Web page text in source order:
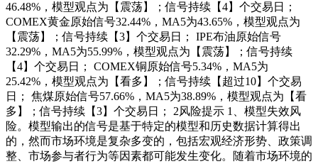
46.48%，模型观点为【震荡】；信号持续【4】个交易日；
COMEX黄金原始信号32.44%，MA5为43.65%，模型观点为
【震荡】；信号持续【3】个交易日； IPE布油原始信号
32.29%，MA5为55.99%，模型观点为【震荡】；信号持续
【4】个交易日； COMEX铜原始信号5.34%，MA5为
25.42%，模型观点为【看多】；信号持续【超过10】个交易
日； 焦煤原始信号57.66%，MA5为38.89%，模型观点为【看
多】；信号持续【3】个交易日； 2风险提示 1、模型失效风
险。模型输出的信号是基于特定的模型和历史数据计算得出
的，然而市场环境是复杂多变的，包括宏观经济形势、政策调
整、市场参与者行为等因素都可能发生变化。随着市场环境的